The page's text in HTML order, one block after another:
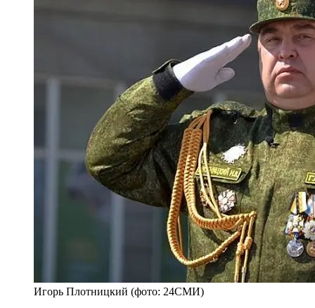
Игорь Плотницкий (фото: 24СМИ)